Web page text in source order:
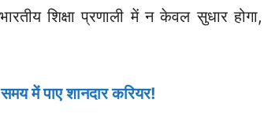
शिक्षा प्रणाली में न केवल सुधार होगा,
में पाए शानदार करियर!